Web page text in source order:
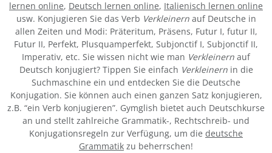
lernen online, Deutsch lernen online, Italienisch lernen online
usw. Konjugieren Sie das Verb Verkleinernauf Deutsche in
allen Zeiten und Modi: Präteritum, Präsens, Futur I, futur II,
Futur II, Perfekt, Plusquamperfekt, Subjonctif I, Subjonctif II,
Imperativ, etc. Sie wissen nicht wie man Verkleinern auf
Deutsch konjugiert? Tippen Sie einfach Verkleinernin die
Suchmaschine ein und entdecken Sie die Deutsche
Konjugation. Sie können auch einen ganzen Satz konjugieren,
z.B. “ein Verb konjugieren”. Gymglish bietet auch Deutschkurse
an und stellt zahlreiche Grammatik-, Rechtschreib- und
Konjugationsregeln zur Verfügung, um die deutsche
Grammatik zu beherrschen!